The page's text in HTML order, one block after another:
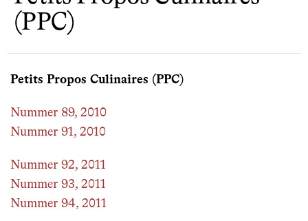
(PPC)
Petits Propos Culinaires (PPC)
Nummer 89, 2010
Nummer 91, 2010
Nummer 92, 2011
Nummer 93, 2011
Nummer 94, 2011